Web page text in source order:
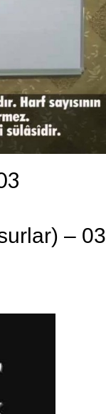
– 03